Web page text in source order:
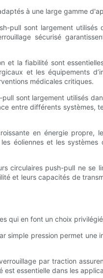
à une large gamme
pull sont largement
sécurisé
et la fiabilité sont
et les équipements
médicales critiques.
sont largement utilisés
entre différents systèmes,
en énergie propre,
éoliennes et les
circulaires push-pull ne
et leurs capacités de
qui en font un choix
simple pression permet
par traction
essentielle dans les